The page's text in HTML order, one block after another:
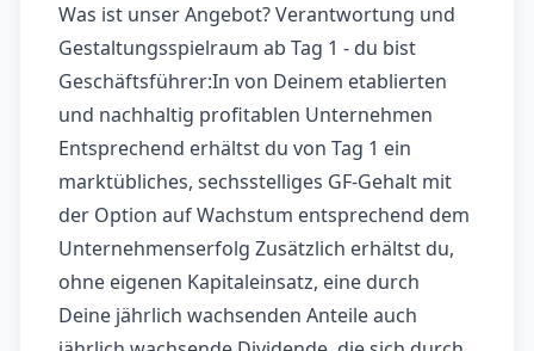
Was ist unser Angebot? Verantwortung und
Gestaltungsspielraum ab Tag 1 - du bist
Geschäftsführer:In von Deinem etablierten
und nachhaltig profitablen Unternehmen
Entsprechend erhältst du von Tag 1 ein
marktübliches, sechsstelliges GF-Gehalt mit
der Option auf Wachstum entsprechend dem
Unternehmenserfolg Zusätzlich erhältst du,
ohne eigenen Kapitaleinsatz, eine durch
Deine jährlich wachsenden Anteile auch